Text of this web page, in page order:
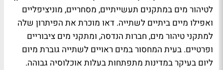
לטיהור מים במתקנים תעשייתיים, מסחריים, מוניציפליים
ואפילו מיים ביתיים לשתייה. דאו מוכרת את הפיתרון שלה
למתקני טיהור מים, חברות הנדסה, ומתקני מים ציבוריים
ופרטיים. בעית המחסור במים ראויים לשתייה גוברת מיום
ליום בעיקר במדינות מתפתחות בעלות אוכלוסיה גבוהה.